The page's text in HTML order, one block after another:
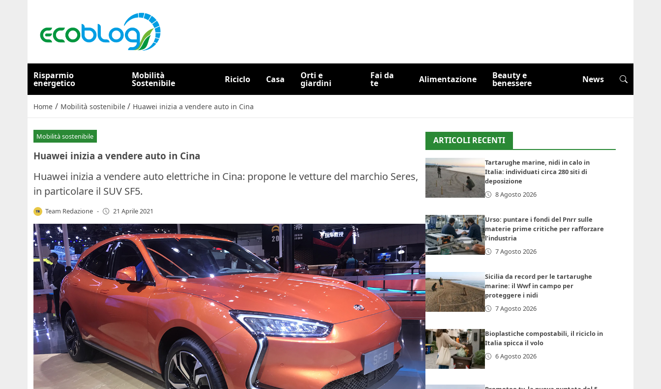
Risparmio
energetico
Mobilità
Sostenibile Riciclo Casa Orti e
giardini
Fai da
te Alimentazione Beauty e
benessere News
Home / Mobilità sostenibile / Huawei inizia a vendere auto in Cina
Mobilità sostenibile
Huawei inizia a vendere auto in Cina
Huawei inizia a vendere auto elettriche in Cina: propone le vetture del marchio Seres,
in particolare il SUV SF5.
Team Redazione - 21 Aprile 2021
ARTICOLI RECENTI
Tartarughe marine, nidi in calo in
Italia: individuati circa 280 siti di
deposizione
8 Agosto 2026
Urso: puntare i fondi del Pnrr sulle
materie prime critiche per rafforzare
l’industria
7 Agosto 2026
Sicilia da record per le tartarughe
marine: il Wwf in campo per
proteggere i nidi
7 Agosto 2026
Bioplastiche compostabili, il riciclo in
Italia spicca il volo
6 Agosto 2026